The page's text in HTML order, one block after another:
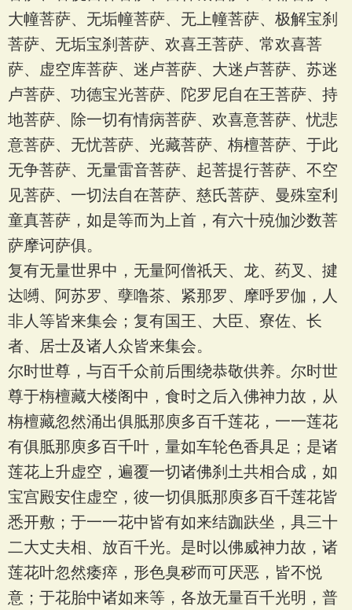
大幢菩萨、无垢幢菩萨、无上幢菩萨、极解宝刹
菩萨、无垢宝刹菩萨、欢喜王菩萨、常欢喜菩
萨、虚空库菩萨、迷卢菩萨、大迷卢菩萨、苏迷
卢菩萨、功德宝光菩萨、陀罗尼自在王菩萨、持
地菩萨、除一切有情病菩萨、欢喜意菩萨、忧悲
意菩萨、无忧菩萨、光藏菩萨、栴檀菩萨、于此
无争菩萨、无量雷音菩萨、起菩提行菩萨、不空
见菩萨、一切法自在菩萨、慈氏菩萨、曼殊室利
童真菩萨，如是等而为上首，有六十殑伽沙数菩
萨摩诃萨俱。
复有无量世界中，无量阿僧祇天、龙、药叉、揵
达嚩、阿苏罗、孽噜茶、紧那罗、摩呼罗伽，人
非人等皆来集会；复有国王、大臣、寮佐、长
者、居士及诸人众皆来集会。
尔时世尊，与百千众前后围绕恭敬供养。尔时世
尊于栴檀藏大楼阁中，食时之后入佛神力故，从
栴檀藏忽然涌出俱胝那庾多百千莲花，一一莲花
有俱胝那庾多百千叶，量如车轮色香具足；是诸
莲花上升虚空，遍覆一切诸佛刹土共相合成，如
宝宫殿安住虚空，彼一切俱胝那庾多百千莲花皆
悉开敷；于一一花中皆有如来结跏趺坐，具三十
二大丈夫相、放百千光。是时以佛威神力故，诸
莲花叶忽然痿瘁，形色臭秽而可厌恶，皆不悦
意；于花胎中诸如来等，各放无量百千光明，普